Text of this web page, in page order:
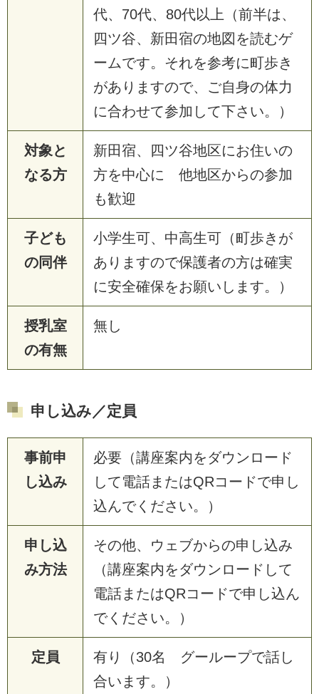
代、70代、80代以上（前半は、
四ツ谷、新田宿の地図を読むゲ
ームです。それを参考に町歩き
がありますので、ご自身の体力
に合わせて参加して下さい。）
対象と
なる方
新田宿、四ツ谷地区にお住いの
方を中心に 他地区からの参加
も歓迎
子ども
の同伴
小学生可、中高生可（町歩きが
ありますので保護者の方は確実
に安全確保をお願いします。）
授乳室
の有無
無し
申し込み／定員
事前申
し込み
必要（講座案内をダウンロード
して電話またはQRコードで申し
込んでください。）
申し込
み方法
その他、ウェブからの申し込み
（講座案内をダウンロードして
電話またはQRコードで申し込ん
でください。）
定員
有り（30名 グーループで話し
合います。）